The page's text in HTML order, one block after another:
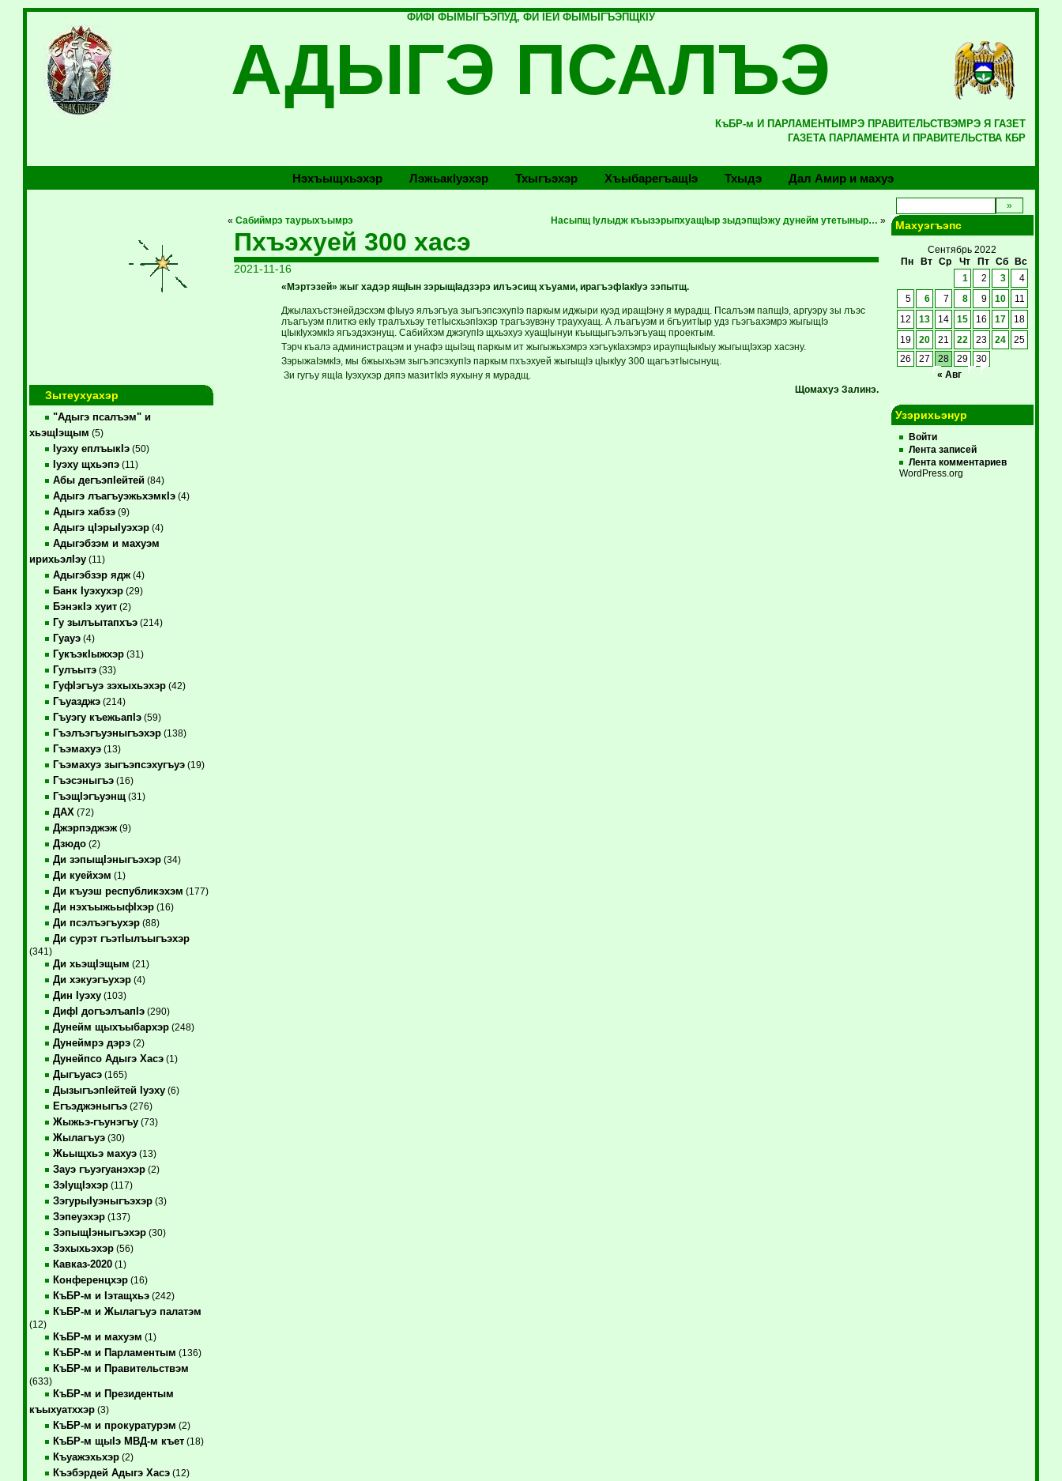
ФИФI ФЫМЫГЪЭПУД, ФИ IЕЙ ФЫМЫГЪЭПЩКIУ
АДЫГЭ ПСАЛЪЭ
КъБР-м И ПАРЛАМЕНТЫМРЭ ПРАВИТЕЛЬСТВЭМРЭ Я ГАЗЕТ
ГАЗЕТА ПАРЛАМЕНТА И ПРАВИТЕЛЬСТВА КБР
Нэхъыщхьэхэр Лэжьакlуэхэр Тхыгъэхэр Хъыбарегъащlэ Тхыдэ Дал Амир и махуэ
Зытеухуахэр
"Адыгэ псалъэм" и
хьэщIэщым (5)
Iуэху еплъыкIэ(50)
Iуэху щхьэпэ(11)
Абы дегъэпIейтей(84)
Адыгэ лъагъуэжьхэмкIэ(4)
Адыгэ хабзэ(9)
Адыгэ цIэрыIуэхэр(4)
Адыгэбзэм и махуэм
ирихьэлIэу(11)
Адыгэбзэр ядж(4)
Банк Iуэхухэр(29)
БэнэкIэ хуит(2)
Гу зылъытапхъэ(214)
Гуауэ(4)
ГукъэкIыжхэр(31)
Гулъытэ(33)
ГуфIэгъуэ зэхыхьэхэр(42)
Гъуазджэ(214)
Гъуэгу къежьапIэ(59)
Гъэлъэгъуэныгъэхэр(138)
Гъэмахуэ(13)
Гъэмахуэ зыгъэпсэхугъуэ(19)
Гъэсэныгъэ(16)
ГъэщIэгъуэнщ(31)
ДАХ (72)
Джэрпэджэж(9)
Дзюдо(2)
Ди зэпыщIэныгъэхэр(34)
Ди куейхэм (1)
Ди къуэш республикэхэм (177)
Ди нэхъыжьыфIхэр(16)
Ди псэлъэгъухэр(88)
Ди сурэт гъэтIылъыгъэхэр
(341)
Ди хьэщIэщым (21)
Ди хэкуэгъухэр(4)
Дин Iуэху(103)
ДифI догъэлъапIэ(290)
Дунейм щыхъыбархэр(248)
Дунеймрэ дэрэ(2)
Дунейпсо Адыгэ Хасэ(1)
Дыгъуасэ(165)
ДызыгъэпIейтей Iуэху(6)
Егъэджэныгъэ(276)
Жыжьэ-гъунэгъу(73)
Жылагъуэ(30)
Жьыщхьэ махуэ(13)
Зауэ гъуэгуанэхэр(2)
ЗэIущIэхэр(117)
ЗэгурыIуэныгъэхэр(3)
Зэпеуэхэр(137)
ЗэпыщIэныгъэхэр(30)
Зэхыхьэхэр(56)
Кавказ-2020(1)
Конференцхэр(16)
КъБР-м и Iэтащхьэ(242)
КъБР-м и Жылагъуэ палатэм
(12)
КъБР-м и махуэм (1)
КъБР-м и Парламентым (136)
КъБР-м и Правительствэм
(633)
КъБР-м и Президентым
къыхуатххэр(3)
КъБР-м и прокуратурэм (2)
КъБР-м щыIэ МВД-м къет(18)
Къуажэхьхэр(2)
Къэбэрдей Адыгэ Хасэ(12)
« Сабиймрэ таурыхъымрэ Насыпщ Iулыдж къызэрыпхуащIыр зыдэпщIэжу дунейм утетыныр… »
Пхъэхуей 300 хасэ
2021-11-16
«Мэртэзей» жыг хадэр ящIын зэрыщIадзэрэ илъэсищ хъуами, ирагъэфIакIуэ зэпытщ.
Джылахъстэнейдэсхэм фIыуэ ялъэгъуа зыгъэпсэхупIэ паркым иджыри куэд иращIэну я мурадщ. Псалъэм папщIэ, аргуэру зы лъэс
лъагъуэм плиткэ екIу тралъхьэу тетIысхьэпIэхэр трагъэувэну траухуащ. А лъагъуэм и бгъуитIыр удз гъэгъахэмрэ жыгыщIэ
цIыкIухэмкIэ ягъэдэхэнущ. Сабийхэм джэгупIэ щхьэхуэ хуащIынуи къыщыгъэлъэгъуащ проектым.
Тэрч къалэ администрацэм и унафэ щыIэщ паркым ит жыгыжьхэмрэ хэгъукIахэмрэ ираупщIыкIыу жыгыщIэхэр хасэну.
ЗэрыжаIэмкIэ, мы бжьыхьэм зыгъэпсэхупIэ паркым пхъэхуей жыгыщIэ цIыкIуу 300 щагъэтIысынущ.
Зи гугъу ящIа Iуэхухэр дяпэ мазитIкIэ яухыну я мурадщ.
Щомахуэ Залинэ.
Махуэгъэпс
Сентябрь 2022
Пн
Вт Ср Чт Пт Сб
Вс
1
2 3 4
5 6 7 8 9 10 11
12 13 14 15 16 17 18
19 20 21 22 23 24
25
26
27 28 29
30
« Авг
Узэрихьэнур
Войти
Лента записей
Лента комментариев
WordPress.org